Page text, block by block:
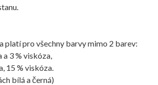
platí pro všechny barvy mimo 2 barev:
a 3 % viskóza,
15 % viskóza.
bílá a černá)